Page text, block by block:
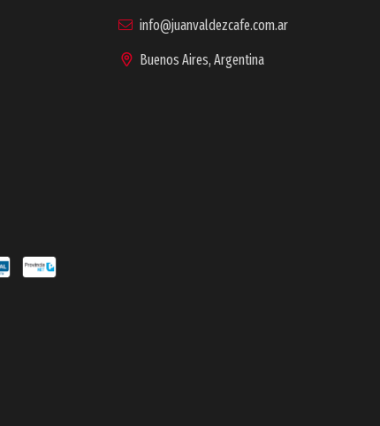
info@juanvaldezcafe.com.ar
Buenos Aires, Argentina